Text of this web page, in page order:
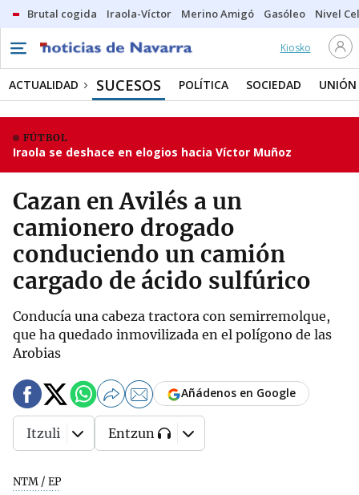
Brutal cogida Iraola-Víctor Merino Amigó Gasóleo Nivel
Kiosko
ACTUALIDAD SUCESOS POLÍTICA SOCIEDAD UNIÓN
FÚTBOL
Iraola se deshace en elogios hacia Víctor Muñoz
Cazan en Avilés a un
camionero drogado
conduciendo un camión
cargado de ácido sulfúrico
Conducía una cabeza tractora con semirremolque,
que ha quedado inmovilizada en el polígono de las
Arobias
NTM / EP
Añádenos en Google
Itzuli Entzun